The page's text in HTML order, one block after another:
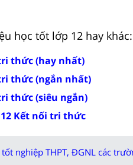
học tốt lớp 12 hay khác:
thức (hay nhất)
thức (ngắn nhất)
thức (siêu ngắn)
12 Kết nối tri thức
nghiệp THPT, ĐGNL các